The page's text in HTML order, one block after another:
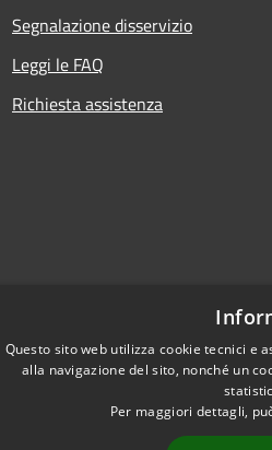
Segnalazione disservizio
Leggi le FAQ
Richiesta assistenza
Questo sito web utilizza cookie tecnici e
alla navigazione del sito, nonché un
Per maggiori dettagli,